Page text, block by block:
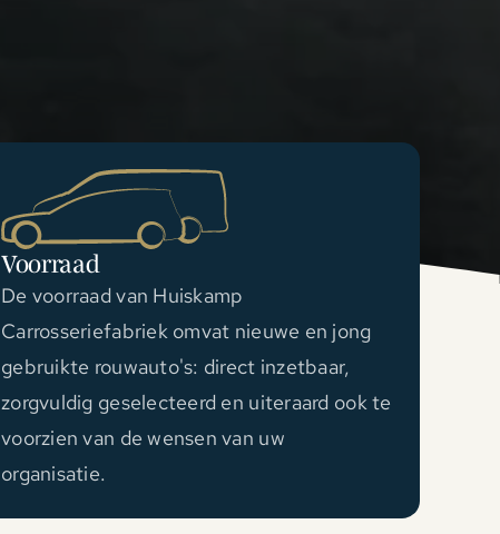
Voorraad
De voorraad van Huiskamp
Carrosseriefabriek omvat nieuwe en jong
gebruikte rouwauto's: direct inzetbaar,
zorgvuldig geselecteerd en uiteraard ook te
voorzien van de wensen van uw
organisatie.